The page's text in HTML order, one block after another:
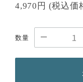
4,970円 (税込価
数量